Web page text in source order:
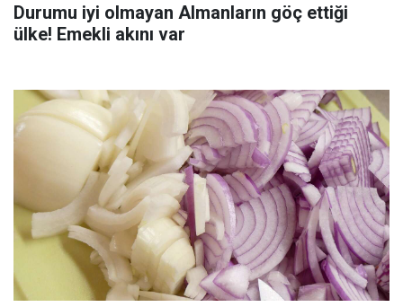
Durumu iyi olmayan Almanların göç ettiği
ülke! Emekli akını var